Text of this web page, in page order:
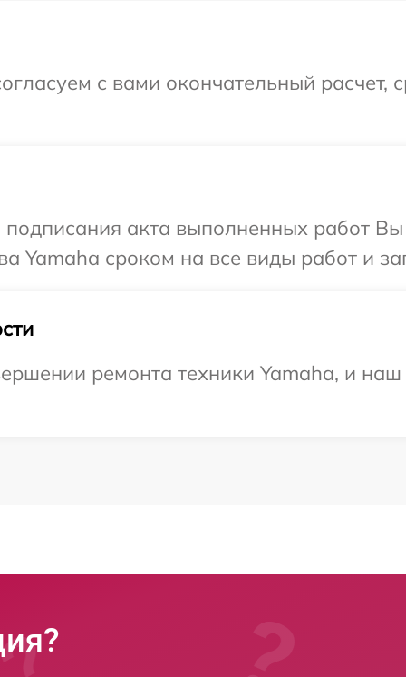
с вами окончательный расчет,
акта выполненных работ
Yamaha сроком на все виды работ и
ремонта техники Yamaha, и наш